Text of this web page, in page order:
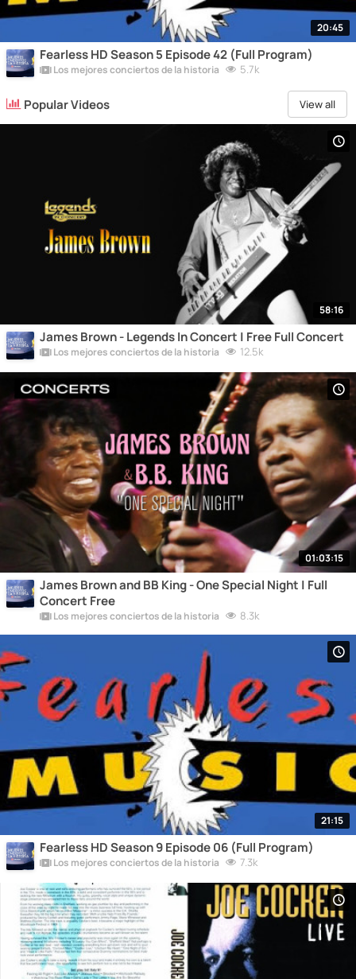
20:45
Fearless HD Season 5 Episode 42 (Full Program)
Los mejores conciertos de la historia 5.7k
Popular Videos View all
58:16
James Brown - Legends In Concert | Free Full Concert
Los mejores conciertos de la historia 12.5k
01:03:15
James Brown and BB King - One Special Night | Full
Concert Free
Los mejores conciertos de la historia 8.3k
21:15
Fearless HD Season 9 Episode 06 (Full Program)
Los mejores conciertos de la historia 7.3k